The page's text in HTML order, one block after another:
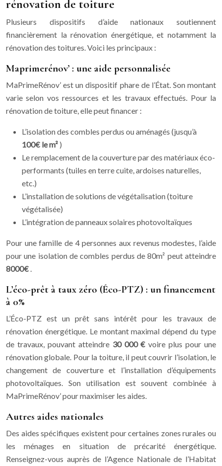
rénovation de toiture
Plusieurs dispositifs d’aide nationaux soutiennent
financièrement la rénovation énergétique, et notamment la
rénovation des toitures. Voici les principaux :
Maprimerénov’ : une aide personnalisée
MaPrimeRénov’ est un dispositif phare de l’État. Son montant
varie selon vos ressources et les travaux effectués. Pour la
rénovation de toiture, elle peut financer :
L’isolation des combles perdus ou aménagés (jusqu’à
100€ le m² )
Le remplacement de la couverture par des matériaux éco-
performants (tuiles en terre cuite, ardoises naturelles,
etc.)
L’installation de solutions de végétalisation (toiture
végétalisée)
L’intégration de panneaux solaires photovoltaïques
Pour une famille de 4 personnes aux revenus modestes, l’aide
pour une isolation de combles perdus de 80m² peut atteindre
8000€ .
L’éco-prêt à taux zéro (Éco-PTZ) : un financement
à 0%
L’Éco-PTZ est un prêt sans intérêt pour les travaux de
rénovation énergétique. Le montant maximal dépend du type
de travaux, pouvant atteindre 30 000 €voire plus pour une
rénovation globale. Pour la toiture, il peut couvrir l’isolation, le
changement de couverture et l’installation d’équipements
photovoltaïques. Son utilisation est souvent combinée à
MaPrimeRénov’ pour maximiser les aides.
Autres aides nationales
Des aides spécifiques existent pour certaines zones rurales ou
les ménages en situation de précarité énergétique.
Renseignez-vous auprès de l’Agence Nationale de l’Habitat